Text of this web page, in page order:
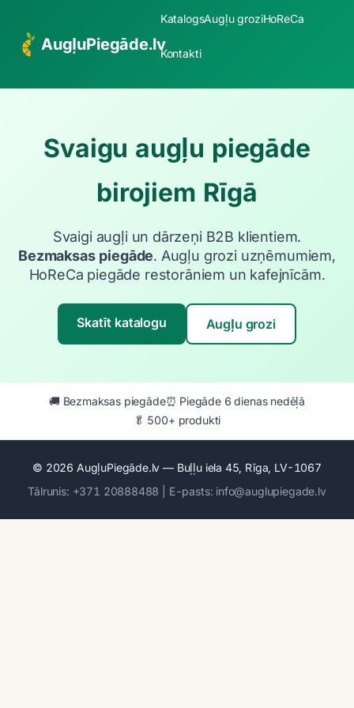
AugļuPiegāde.lv
KatalogsAugļu groziHoReCa
Kontakti
Svaigu augļu piegāde
birojiem Rīgā
Svaigi augļi un dārzeņi B2B klientiem.
Bezmaksas piegāde. Augļu grozi uzņēmumiem,
HoReCa piegāde restorāniem un kafejnīcām.
Skatīt katalogu Augļu grozi
🚚 Bezmaksas piegāde⏰ Piegāde 6 dienas nedēļā
🥬 500+ produkti
© 2026 AugļuPiegāde.lv — Buļļu iela 45, Rīga, LV-1067
Tālrunis: +371 20888488 | E-pasts: info@auglupiegade.lv